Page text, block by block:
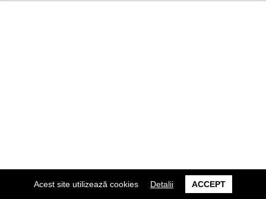
Acest site utilizează cookies Detalii ACCEPT